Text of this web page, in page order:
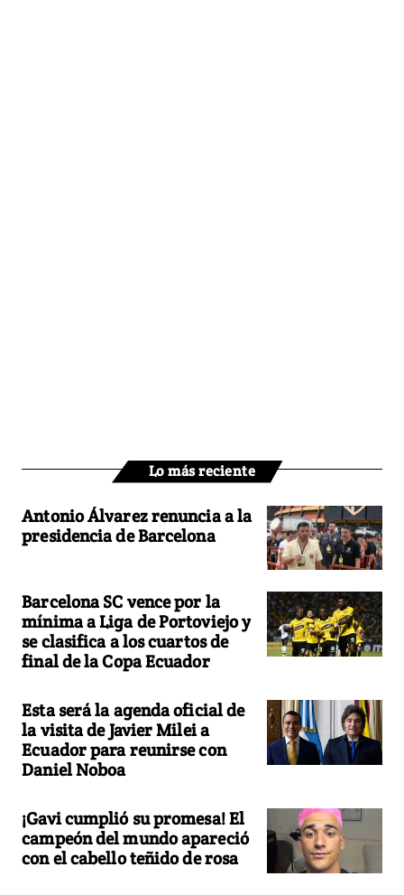
Lo más reciente
Antonio Álvarez renuncia a la
presidencia de Barcelona
Barcelona SC vence por la
mínima a Liga de Portoviejo y
se clasifica a los cuartos de
final de la Copa Ecuador
Esta será la agenda oficial de
la visita de Javier Milei a
Ecuador para reunirse con
Daniel Noboa
¡Gavi cumplió su promesa! El
campeón del mundo apareció
con el cabello teñido de rosa